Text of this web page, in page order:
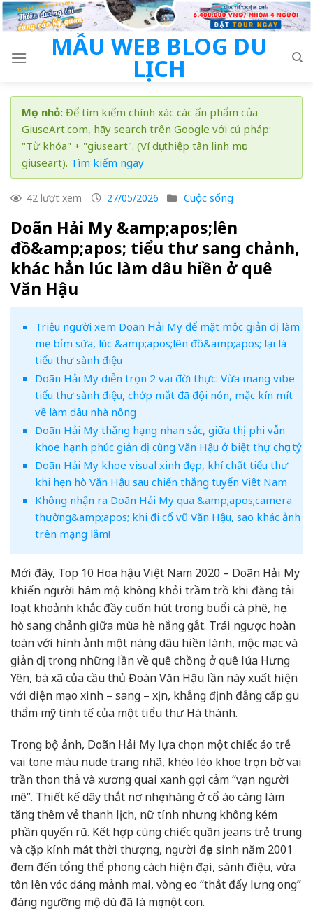
Skip
to
MẪU WEB BLOG DU
LỊCH
Mẹo nhỏ: Để tìm kiếm chính xác các ấn phẩm của
GiuseArt.com, hãy search trên Google với cú pháp:
"Từ khóa" + "giuseart". (Ví dụ: thiệp tân linh mục
giuseart). Tìm kiếm ngay
42 lượt xem 27/05/2026 Cuộc sống
Doãn Hải My &amp;apos;lên
đồ&amp;apos; tiểu thư sang chảnh,
khác hẳn lúc làm dâu hiền ở quê
Văn Hậu
Triệu người xem Doãn Hải My để mặt mộc giản dị làm
mẹ bỉm sữa, lúc &amp;apos;lên đồ&amp;apos; lại là
tiểu thư sành điệu
Doãn Hải My diễn trọn 2 vai đời thực: Vừa mang vibe
tiểu thư sành điệu, chớp mắt đã đội nón, mặc kín mít
về làm dâu nhà nông
Doãn Hải My thăng hạng nhan sắc, giữa thị phi vẫn
khoe hạnh phúc giản dị cùng Văn Hậu ở biệt thự chục tỷ
Doãn Hải My khoe visual xinh đẹp, khí chất tiểu thư
khi hẹn hò Văn Hậu sau chiến thắng tuyển Việt Nam
Không nhận ra Doãn Hải My qua &amp;apos;camera
thường&amp;apos; khi đi cổ vũ Văn Hậu, sao khác ảnh
trên mạng lắm!
Mới đây, Top 10 Hoa hậu Việt Nam 2020 – Doãn Hải My
khiến người hâm mộ không khỏi trầm trồ khi đăng tải
loạt khoảnh khắc đầy cuốn hút trong buổi cà phê, hẹn
hò sang chảnh giữa mùa hè nắng gắt. Trái ngược hoàn
toàn với hình ảnh một nàng dâu hiền lành, mộc mạc và
giản dị trong những lần về quê chồng ở quê lúa Hưng
Yên, bà xã của cầu thủ Đoàn Văn Hậu lần này xuất hiện
với diện mạo xinh – sang – xịn, khẳng định đẳng cấp gu
thẩm mỹ tinh tế của một tiểu thư Hà thành.
Trong bộ ảnh, Doãn Hải My lựa chọn một chiếc áo trễ
vai tone màu nude trang nhã, khéo léo khoe trọn bờ vai
trần thon thả và xương quai xanh gợi cảm “vạn người
mê”. Thiết kế dây thắt nơ nhẹ nhàng ở cổ áo càng làm
tăng thêm vẻ thanh lịch, nữ tính nhưng không kém
phần quyến rũ. Kết hợp cùng chiếc quần jeans trẻ trung
và cặp kính mát thời thượng, người đẹp sinh năm 2001
đem đến tổng thể phong cách hiện đại, sành điệu, vừa
tôn lên vóc dáng mảnh mai, vòng eo “thắt đấy lưng ong”
đáng ngưỡng mộ dù đã là mẹ một con.